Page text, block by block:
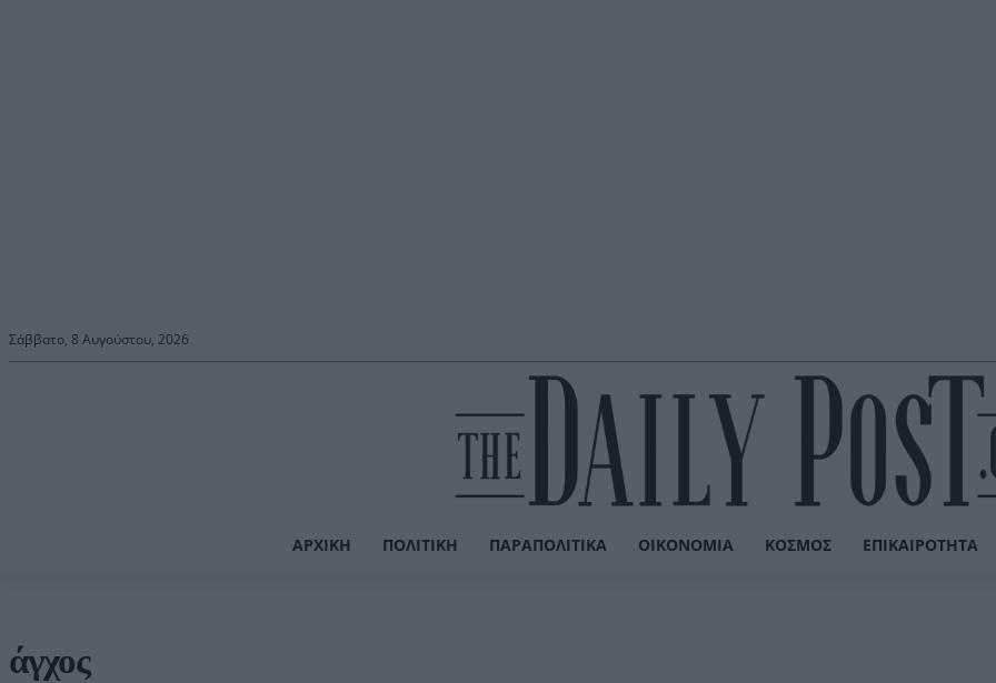
Σάββατο, 8 Αυγούστου, 2026
ΑΡΧΙΚΉ ΠΟΛΙΤΙΚΉ ΠΑΡΑΠΟΛΙΤΙΚΆ ΟΙΚΟΝΟΜΊΑ ΚΌΣΜΟΣ ΕΠΙΚΑΙΡΌΤΗΤΑ
άγχος